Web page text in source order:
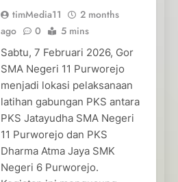
timMedia11
2 months
ago
0 5 mins
Sabtu, 7 Februari 2026, Gor
SMA Negeri 11 Purworejo
menjadi lokasi pelaksanaan
latihan gabungan PKS antara
PKS Jatayudha SMA Negeri
11 Purworejo dan PKS
Dharma Atma Jaya SMK
Negeri 6 Purworejo.